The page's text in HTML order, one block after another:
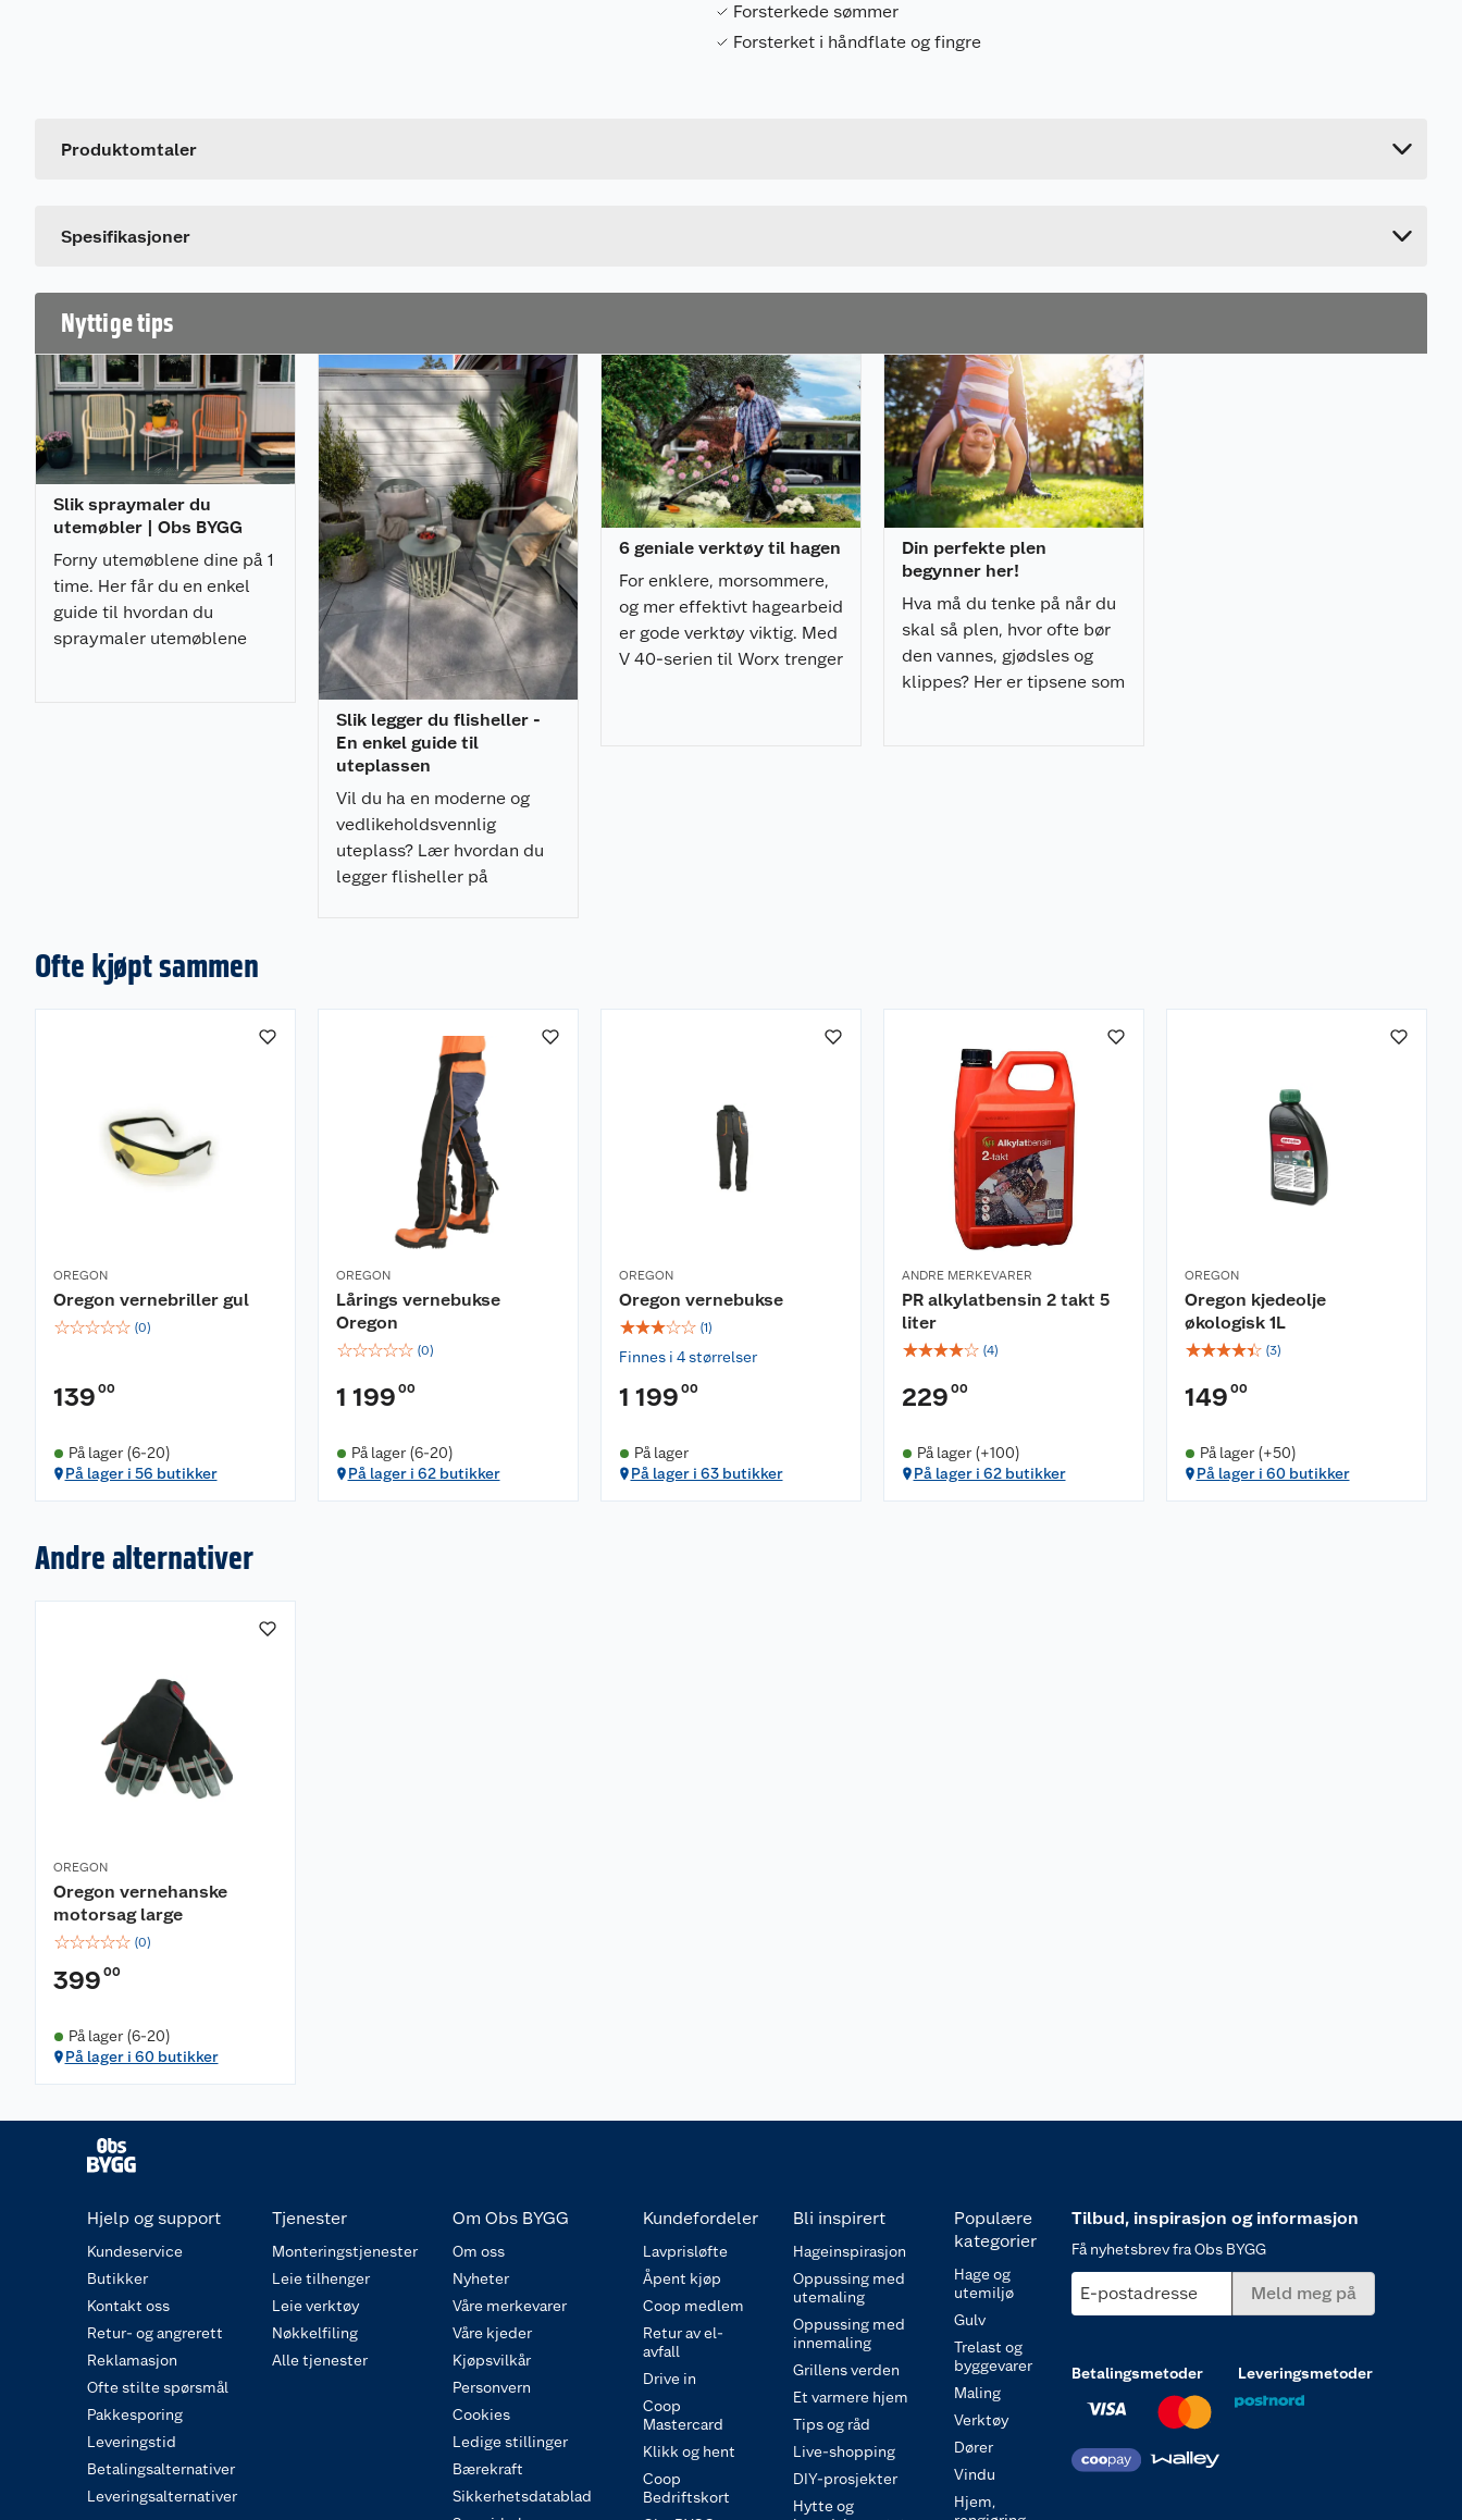
Forsterkede sømmer
Forsterket i håndflate og fingre
Produktomtaler
Spesifikasjoner
Leverandørens artikkelnummer
Nyttige tips
Slik spraymaler du
utemøbler | Obs BYGG
Forny utemøblene dine på 1
time. Her får du en enkel
guide til hvordan du
spraymaler utemøblene
Slik legger du flisheller -
En enkel guide til
uteplassen
Vil du ha en moderne og
vedlikeholdsvennlig
uteplass? Lær hvordan du
legger flisheller på
6 geniale verktøy til hagen
For enklere, morsommere,
og mer effektivt hagearbeid
er gode verktøy viktig. Med
V 40-serien til Worx trenger
Din perfekte plen
begynner her!
Hva må du tenke på når du
skal så plen, hvor ofte bør
den vannes, gjødsles og
klippes? Her er tipsene som
Ofte kjøpt sammen
OREGON
Oregon vernebriller gul
☆☆☆☆☆ (0)
139 00
På lager (6-20)
På lager i 56 butikker
OREGON
Lårings vernebukse
Oregon
☆☆☆☆☆ (0)
1 199 00
På lager (6-20)
På lager i 62 butikker
OREGON
Oregon vernebukse
☆☆☆☆☆ (1)
Finnes i 4 størrelser
1 199 00
På lager
På lager i 63 butikker
ANDRE MERKEVARER
PR alkylatbensin 2 takt 5
liter
☆☆☆☆☆ (4)
229 00
På lager (+100)
På lager i 62 butikker
OREGON
Oregon kjedeolje
økologisk 1L
☆☆☆☆☆ (3)
149 00
På lager (+50)
På lager i 60 butikker
Andre alternativer
OREGON
Oregon vernehanske
motorsag large
☆☆☆☆☆ (0)
399 00
På lager (6-20)
På lager i 60 butikker
Hjelp og support
Kundeservice
Butikker
Kontakt oss
Retur- og angrerett
Reklamasjon
Ofte stilte spørsmål
Pakkesporing
Leveringstid
Betalingsalternativer
Leveringsalternativer
Tjenester
Monteringstjenester
Leie tilhenger
Leie verktøy
Nøkkelfiling
Alle tjenester
Om Obs BYGG
Om oss
Nyheter
Våre merkevarer
Våre kjeder
Kjøpsvilkår
Personvern
Cookies
Ledige stillinger
Bærekraft
Sikkerhetsdatablad
Kundefordeler
Lavprisløfte
Åpent kjøp
Coop medlem
Retur av el-
avfall
Drive in
Coop
Mastercard
Klikk og hent
Coop
Bedriftskort
Bli inspirert
Hageinspirasjon
Oppussing med
utemaling
Oppussing med
innemaling
Grillens verden
Et varmere hjem
Tips og råd
Live-shopping
DIY-prosjekter
Hytte og
Populære
kategorier
Hage og
utemiljø
Gulv
Trelast og
byggevarer
Maling
Verktøy
Dører
Vindu
Hjem,
Tilbud, inspirasjon og informasjon
Få nyhetsbrev fra Obs BYGG
E-postadresse Meld meg på
Betalingsmetoder Leveringsmetoder